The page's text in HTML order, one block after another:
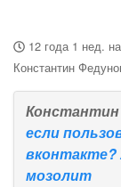
12 года 1 нед.
Константин
если
вконтакте?
мозолит